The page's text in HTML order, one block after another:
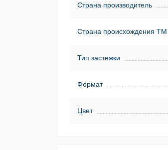
Страна производитель
Страна происхождения ТМ
Тип застежки
Формат
Цвет